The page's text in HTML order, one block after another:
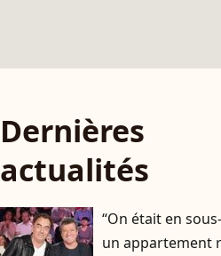
Dernières
actualités
“On était en
un appartement